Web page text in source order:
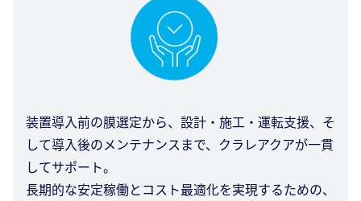
装置導入前の膜選定から、設計・施工・運転支援、そ
して導入後のメンテナンスまで、クラレアクアが一貫
してサポート。
長期的な安定稼働とコスト最適化を実現するための、